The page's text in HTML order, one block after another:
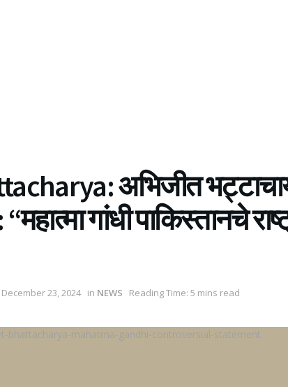
अभिजीत
गांधी पाकिस्तानचे
December 23, 2024 in NEWS Reading Time: 5 mins read